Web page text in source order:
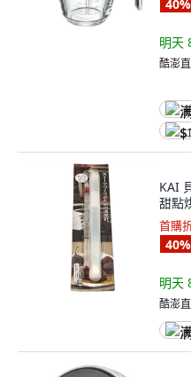
40%
明天
酷澎
KAI
甜點
首購
40%
明天
酷澎